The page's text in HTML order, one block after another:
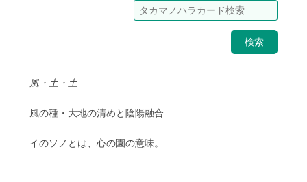
検索
風・土・土
風の種・大地の清めと陰陽融合
イのソノとは、心の園の意味。